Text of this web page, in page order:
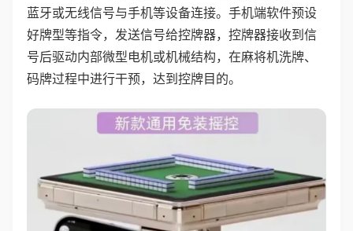
蓝牙或无线信号与手机等设备连接。手机端软件预设
好牌型等指令，发送信号给控牌器，控牌器接收到信
号后驱动内部微型电机或机械结构，在麻将机洗牌、
码牌过程中进行干预，达到控牌目的。